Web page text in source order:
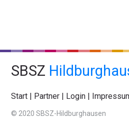
SBSZ
Start Partner Login
© 2020 SBSZ-Hildburghausen